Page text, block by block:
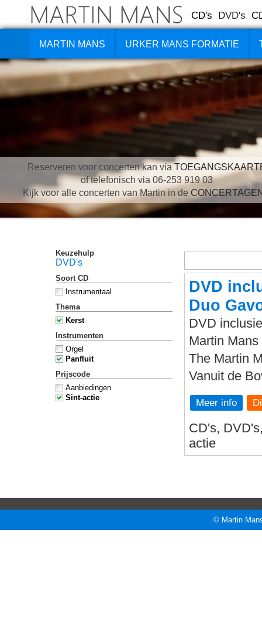
CD's DVD's
MARTIN MANS URKER MANS FORMATIE
Reserveren voor concerten kan via
of telefonisch via 06-253 919 03
Kijk voor alle concerten van Martin in de
Keuzehulp
DVD's
Soort CD
Instrumentaal
Thema
Kerst
Instrumenten
Orgel
Panfluit
Prijscode
Aanbiedingen
Sint-actie
DVD
Duo
DVD
Martin
The Martin
Vanuit de
Meer info
CD's,
actie
© Martin